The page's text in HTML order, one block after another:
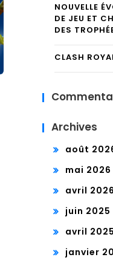
NOUVELLE
DE JEU ET
DES
CLASH
Archives
août
mai 2026
avril 2026
juin 2025
avril 2025
janvier